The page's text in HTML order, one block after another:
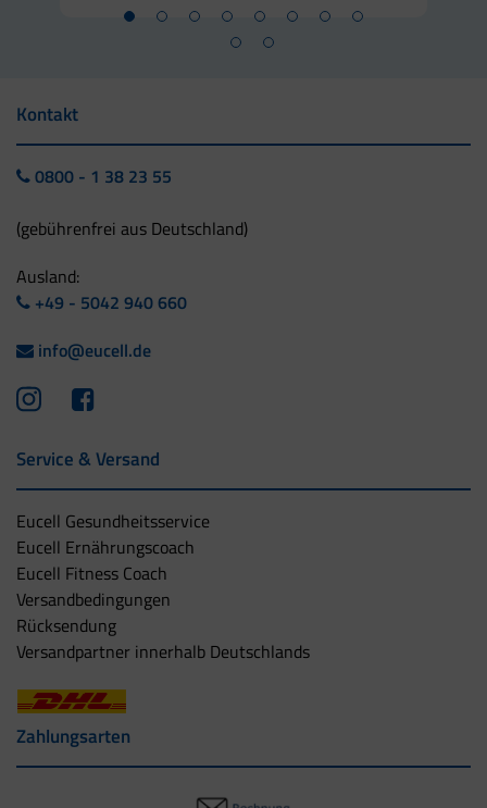
Kontakt
0800 - 1 38 23 55
(gebührenfrei aus Deutschland)
Ausland:
+49 - 5042 940 660
info@eucell.de
Service & Versand
Eucell Gesundheitsservice
Eucell Ernährungscoach
Eucell Fitness Coach
Versandbedingungen
Rücksendung
Versandpartner innerhalb Deutschlands
Zahlungsarten